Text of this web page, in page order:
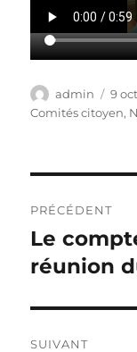
Auteur
admin
le
9
Comités citoyen,
de
l’article
PRÉCÉDENT
Publication
précédente :
Le
réunion
SUIVANT